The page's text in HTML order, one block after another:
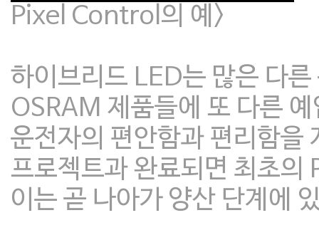
Pixel Control의 예>
하이브리드 LED는 많은 다
OSRAM 제품들에 또 다른
운전자의 편안함과 편리함을
프로젝트과 완료되면 최초
이는 곧 나아가 양산 단계에